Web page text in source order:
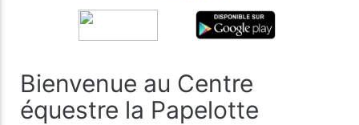
Bienvenue au Centre
équestre la Papelotte